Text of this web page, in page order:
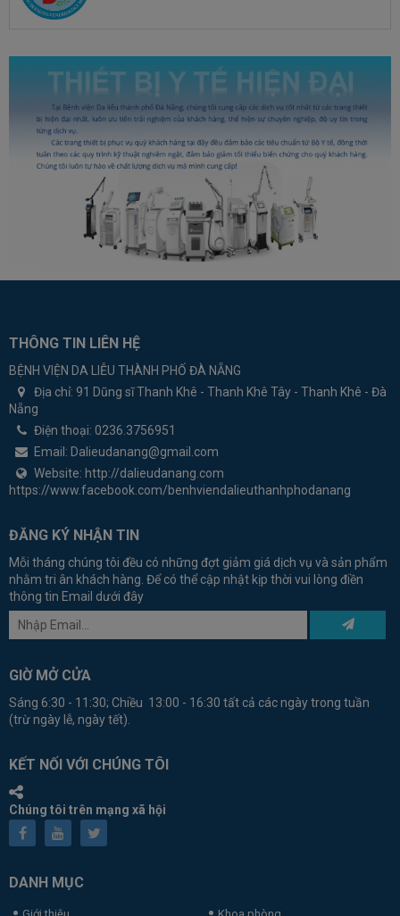
THÔNG TIN LIÊN HỆ
BỆNH VIỆN DA LIỄU THÀNH PHỐ ĐÀ NẴNG
Địa chỉ: 91 Dũng sĩ Thanh Khê - Thanh Khê Tây - Thanh Khê - Đà
Nẵng
Điện thoại: 0236.3756951
Email: Dalieudanang@gmail.com
Website: http://dalieudanang.com
https://www.facebook.com/benhviendalieuthanhphodanang
ĐĂNG KÝ NHẬN TIN
Mỗi tháng chúng tôi đều có những đợt giảm giá dịch vụ và sản phẩm
nhằm tri ân khách hàng. Để có thể cập nhật kịp thời vui lòng điền
thông tin Email dưới đây
GIỜ MỞ CỬA
Sáng 6:30 - 11:30; Chiều 13:00 - 16:30 tất cả các ngày trong tuần
(trừ ngày lễ, ngày tết).
KẾT NỐI VỚI CHÚNG TÔI
Chúng tôi trên mạng xã hội
DANH MỤC